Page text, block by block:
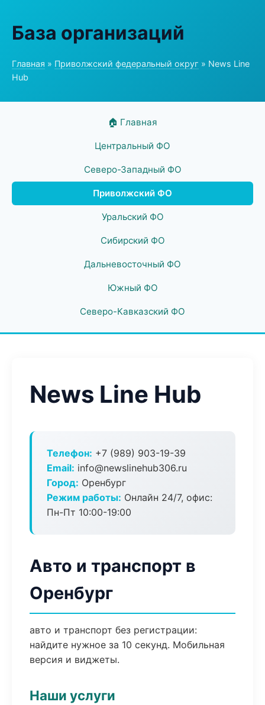
База организаций
Главная » Приволжский федеральный округ » News Line
Hub
🏠 Главная
Центральный ФО
Северо-Западный ФО
Приволжский ФО
Уральский ФО
Сибирский ФО
Дальневосточный ФО
Южный ФО
Северо-Кавказский ФО
News Line Hub
Телефон: +7 (989) 903-19-39
Email: info@newslinehub306.ru
Город: Оренбург
Режим работы: Онлайн 24/7, офис:
Пн-Пт 10:00-19:00
Авто и транспорт в
Оренбург
авто и транспорт без регистрации:
найдите нужное за 10 секунд. Мобильная
версия и виджеты.
Наши услуги